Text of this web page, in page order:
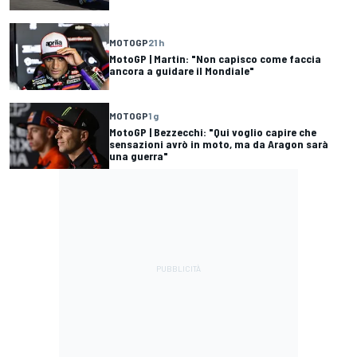
MOTOGP21 h
MotoGP | Martin: "Non capisco come faccia
ancora a guidare il Mondiale"
MOTOGP1 g
MotoGP | Bezzecchi: "Qui voglio capire che
sensazioni avrò in moto, ma da Aragon sarà
una guerra"